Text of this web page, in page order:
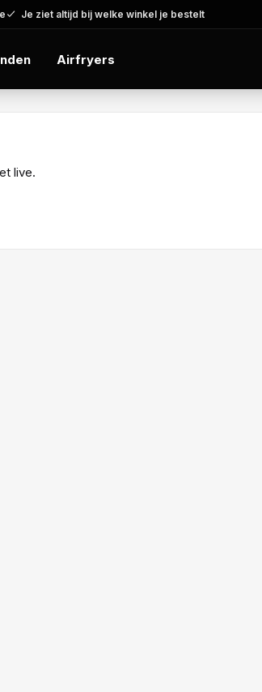
Je ziet altijd bij welke winkel je bestelt
Airfryers
live.